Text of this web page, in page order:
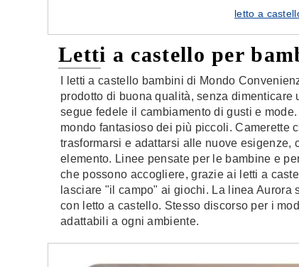
letto a
Letti a castello per
I letti a castello bambini di Mondo
prodotto di buona qualità, senza
segue fedele il cambiamento di gusti e
mondo fantasioso dei più piccoli. Camerette
trasformarsi e adattarsi alle nuove
elemento. Linee pensate per le bambine e
che possono accogliere, grazie ai letti a
lasciare "il campo" ai giochi. La linea
con letto a castello. Stesso discorso per i
adattabili a ogni ambiente.